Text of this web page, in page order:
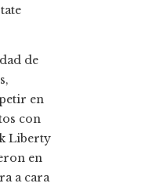
de
en
con
Liberty
en
a cara